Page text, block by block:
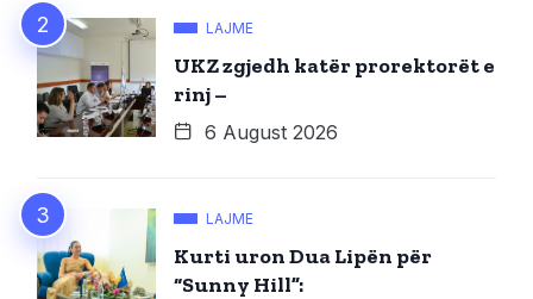
LAJME
UKZ zgjedh katër prorektorët e
rinj –
6 August 2026
LAJME
Kurti uron Dua Lipën për
“Sunny Hill”: